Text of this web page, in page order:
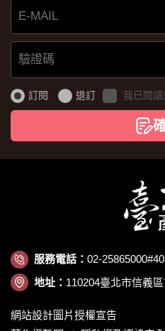
E-
MAIL
證
碼
訂閱 退訂 我已閱
服務電話： 02-
地址： 110204臺北市信義
網站設計圖片授權宣告